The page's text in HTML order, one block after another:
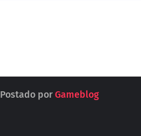
Postado por Gameblog